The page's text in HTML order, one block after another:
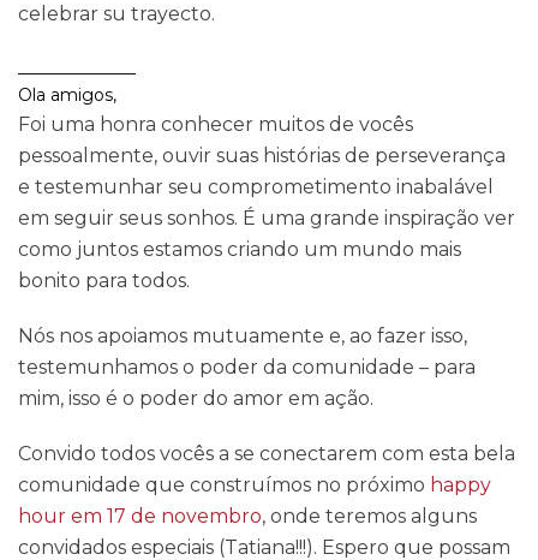
celebrar su trayecto.
Ola amigos,
Foi uma honra conhecer muitos de vocês
pessoalmente, ouvir suas histórias de perseverança
e testemunhar seu comprometimento inabalável
em seguir seus sonhos. É uma grande inspiração ver
como juntos estamos criando um mundo mais
bonito para todos.
Nós nos apoiamos mutuamente e, ao fazer isso,
testemunhamos o poder da comunidade – para
mim, isso é o poder do amor em ação.
Convido todos vocês a se conectarem com esta bela
comunidade que construímos no próximo happy
hour em 17 de novembro, onde teremos alguns
convidados especiais (Tatiana!!!). Espero que possam